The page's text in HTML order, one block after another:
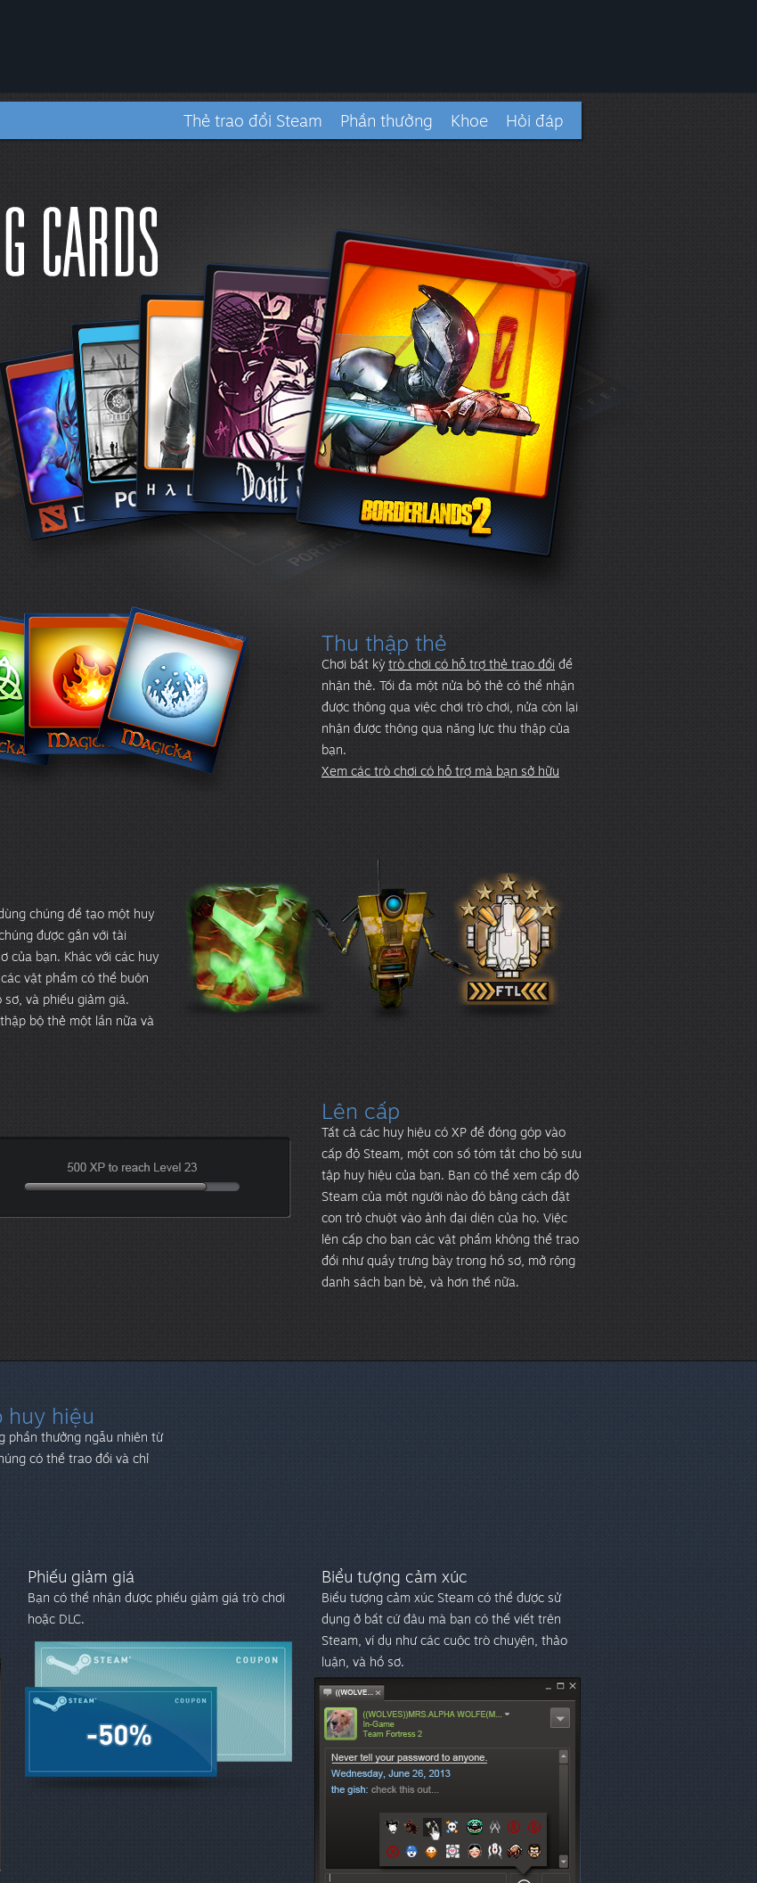
Hỏi đáp
Khoe
Phần thưởng
Thẻ trao đổi Steam
Thu thập thẻ
Chơi bất kỳ trò chơi có hỗ trợ thẻ trao đổi để
nhận thẻ. Tối đa một nửa bộ thẻ có thể nhận
được thông qua việc chơi trò chơi, nửa còn lại
nhận được thông qua năng lực thu thập của
bạn.
Xem các trò chơi có hỗ trợ mà bạn sở hữu
chúng để tạo một huy
được gắn với tài
của bạn. Khác với các huy
vật phẩm có thể buôn
và phiếu giảm giá.
bộ thẻ một lần nữa và
Lên cấp
Tất cả các huy hiệu có XP để đóng góp vào
cấp độ Steam, một con số tóm tắt cho bộ sưu
tập huy hiệu của bạn. Bạn có thể xem cấp độ
Steam của một người nào đó bằng cách đặt
con trỏ chuột vào ảnh đại diện của họ. Việc
lên cấp cho bạn các vật phẩm không thể trao
đổi như quầy trưng bày trong hồ sơ, mở rộng
danh sách bạn bè, và hơn thế nữa.
huy hiệu
phần thưởng ngẫu nhiên từ
có thể trao đổi và chỉ
Phiếu giảm giá
Bạn có thể nhận được phiếu giảm giá trò chơi
hoặc DLC.
Biểu tượng cảm xúc
Biểu tượng cảm xúc Steam có thể được sử
dụng ở bất cứ đâu mà bạn có thể viết trên
Steam, ví dụ như các cuộc trò chuyện, thảo
luận, và hồ sơ.